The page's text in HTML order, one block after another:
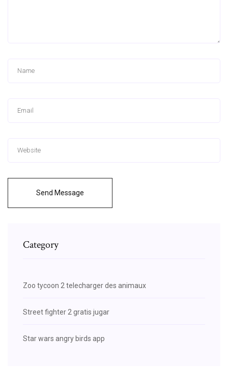
Send Message
Category
Zoo tycoon 2 telecharger des animaux
Street fighter 2 gratis jugar
Star wars angry birds app